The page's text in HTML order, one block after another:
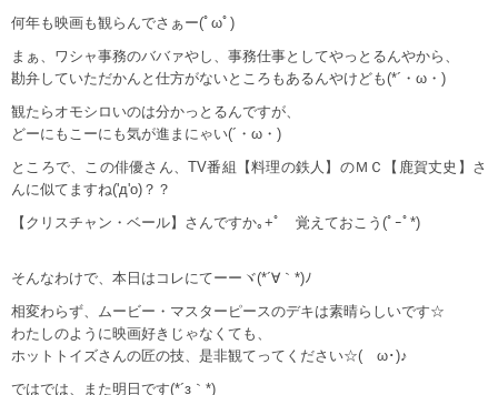
何年も映画も観らんでさぁー(ﾟωﾟ)
まぁ、ワシャ事務のババァやし、事務仕事としてやっとるんやから、
勘弁していただかんと仕方がないところもあるんやけども(*´・ω・)
観たらオモシロいのは分かっとるんですが、
どーにもこーにも気が進まにゃい(´・ω・)
ところで、この俳優さん、TV番組【料理の鉄人】のＭＣ【鹿賀丈史】さ
んに似てますね('д'o)？？
【クリスチャン・ベール】さんですか｡+ﾟ 覚えておこう(ﾟｰﾟ*)
そんなわけで、本日はコレにてーーヾ(*´∀｀*)ﾉ
相変わらず、ムービー・マスターピースのデキは素晴らしいです☆
わたしのように映画好きじゃなくても、
ホットトイズさんの匠の技、是非観てってください☆(ゝω･)♪
ではでは、また明日です(*´з｀*)